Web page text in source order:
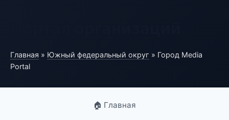
Главная » Южный федеральный округ » Город Media
Portal
🏠 Главная